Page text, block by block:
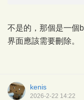
不是的，那個是一個
界面應該需要刪除。
kenis
2026-2-22 14:22